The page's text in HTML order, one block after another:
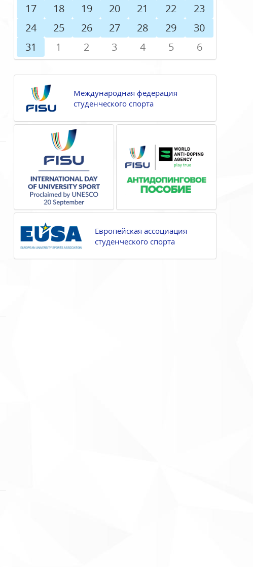
17
18 19 20 21 22
23
24
25 26 27 28 29
30
31
1 2 3 4 5 6
Международная федерация
студенческого спорта
Европейская ассоциация
студенческого спорта